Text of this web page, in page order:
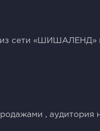
сeти «ШИШАЛEНД»
, aудитopия